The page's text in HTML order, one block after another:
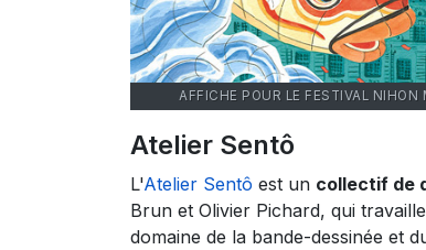
AFFICHE POUR LE FESTIVAL
Atelier Sentô
L'Atelier Sentô est un collectif de
Brun et Olivier Pichard, qui
domaine de la bande-dessinée et